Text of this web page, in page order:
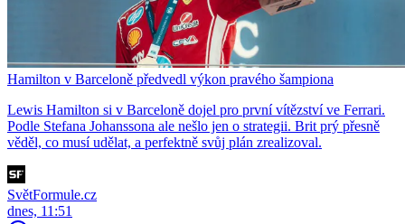
Hamilton v Barceloně předvedl výkon pravého šampiona
Lewis Hamilton si v Barceloně dojel pro první vítězství ve Ferrari.
Podle Stefana Johanssona ale nešlo jen o strategii. Brit prý přesně
věděl, co musí udělat, a perfektně svůj plán zrealizoval.
SvětFormule.cz
dnes, 11:51